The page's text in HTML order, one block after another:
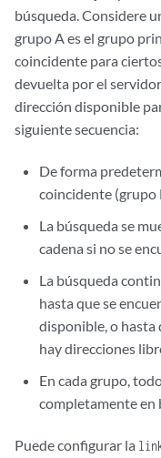
búsqueda. Considere
grupo A es el grupo
coincidente para
devuelta por el
dirección disponible
siguiente secuencia:
De forma
coincidente (grupo
La búsqueda se
cadena si no se
La búsqueda
hasta que se
disponible, o hasta
hay direcciones
En cada grupo,
completamente en
Puede configurar la